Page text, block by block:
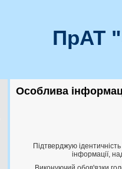
ПрАТ
Особлива
Підтверджую
інформації,